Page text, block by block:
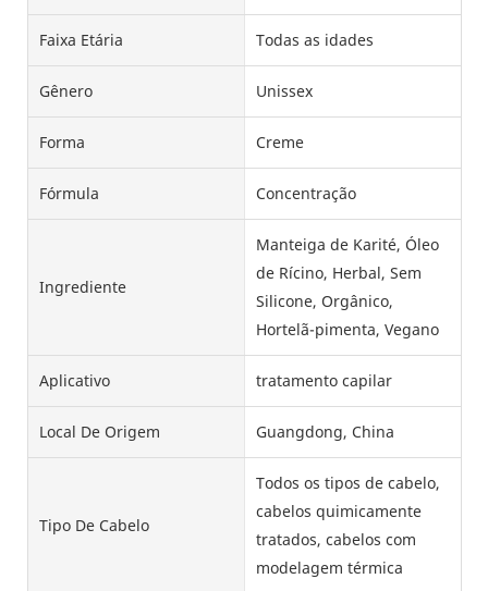
Faixa Etária Todas as idades
Gênero Unissex
Forma Creme
Fórmula Concentração
Ingrediente
Manteiga de Karité, Óleo
de Rícino, Herbal, Sem
Silicone, Orgânico,
Hortelã-pimenta, Vegano
Aplicativo tratamento capilar
Local De Origem Guangdong, China
Tipo De Cabelo
Todos os tipos de cabelo,
cabelos quimicamente
tratados, cabelos com
modelagem térmica